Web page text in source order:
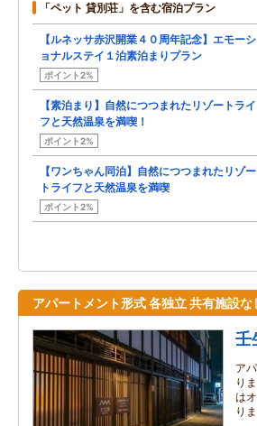
「ペット 貸別荘」を含む宿泊プラン
【ルネッサ赤沢開業４０周年記念】エモーシ
ョナルステイ１泊素泊まりプラン
ポイント2%
【素泊まり】自然につつまれたリゾートライ
フと天然温泉を満喫！
ポイント2%
【ワンちゃん同泊】自然につつまれたリゾー
トライフと天然温泉を満喫
ポイント2%
アパートメント形式 各独立 共有施設な
壬
ア
り
は
り